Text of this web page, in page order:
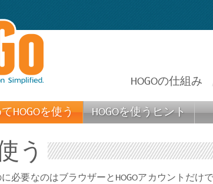
HOGOの仕組み
HOGOを使う HOGOを使うヒント
う
必要なのはブラウザーとHOGOアカウントだけ